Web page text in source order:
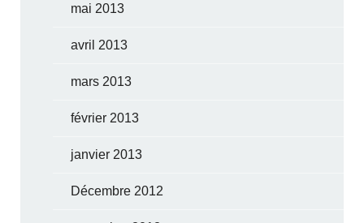
mai 2013
avril 2013
mars 2013
février 2013
janvier 2013
Décembre 2012